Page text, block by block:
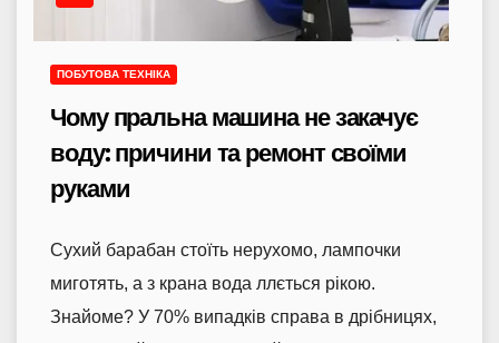
ПОБУТОВА ТЕХНІКА
Чому пральна машина не закачує
воду: причини та ремонт своїми
руками
Сухий барабан стоїть нерухомо, лампочки
миготять, а з крана вода ллється рікою.
Знайоме? У 70% випадків справа в дрібницях,